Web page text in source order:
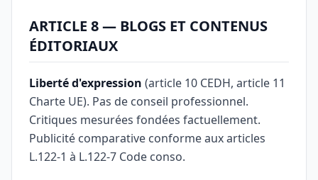
ARTICLE 8 — BLOGS ET CONTENUS
ÉDITORIAUX
Liberté d'expression (article 10 CEDH, article 11
Charte UE). Pas de conseil professionnel.
Critiques mesurées fondées factuellement.
Publicité comparative conforme aux articles
L.122-1 à L.122-7 Code conso.